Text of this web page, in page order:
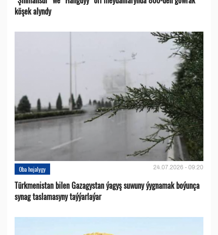
köşek alyndy
Oba hojalygy 24.07.2026 - 09:20
Türkmenistan bilen Gazagystan ýagyş suwuny ýygnamak boýunça
synag taslamasyny taýýarlaýar